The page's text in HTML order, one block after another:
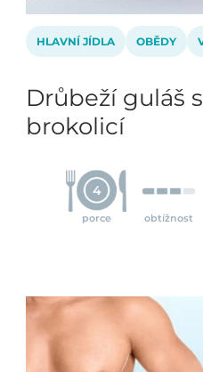
HLAVNÍ JÍDLA OBĚDY
Drůbeží guláš
brokolicí
4
porce obtížnost